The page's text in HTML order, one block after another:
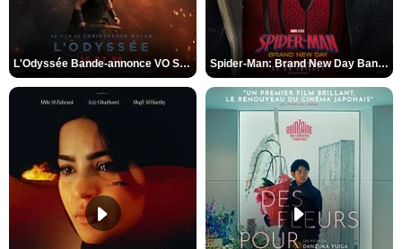
L'Odyssée Bande-annonce VO STFR Spider-Man: Brand New Day Bande-annonce VO STFR